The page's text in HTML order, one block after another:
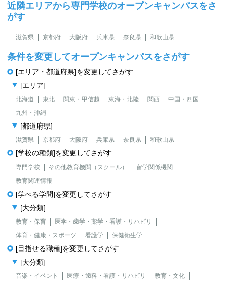
近隣エリアから専門学校のオープンキャンパスをさ
がす
滋賀県 京都府 大阪府 兵庫県 奈良県 和歌山県
条件を変更してオープンキャンパスをさがす
[エリア・都道府県]を変更してさがす
[エリア]
北海道 東北 関東・甲信越 東海・北陸 関西
中国・四国
九州・沖縄
[都道府県]
滋賀県 京都府 大阪府 兵庫県 奈良県 和歌山県
[学校の種類]を変更してさがす
専門学校 その他教育機関（スクール）
留学関係機関
教育関連情報
[学べる学問]を変更してさがす
[大分類]
教育・保育
医学・歯学・薬学・看護・リハビリ
体育・健康・スポーツ
看護学 保健衛生学
[目指せる職種]を変更してさがす
[大分類]
音楽・イベント 医療・歯科・看護・リハビリ
教育・文化